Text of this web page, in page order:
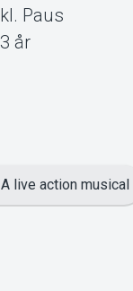
Paus
år
live action musical